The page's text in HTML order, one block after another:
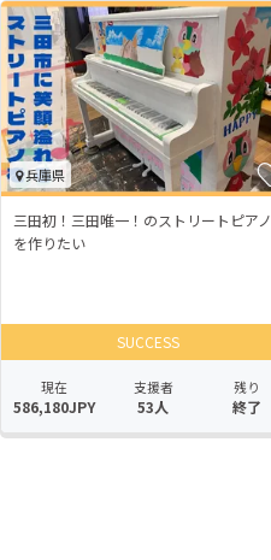
兵庫県
三田初！三田唯一！のストリートピアノ
を作りたい
SUCCESS
現在
586,180JPY
支援者
53人
残り
終了